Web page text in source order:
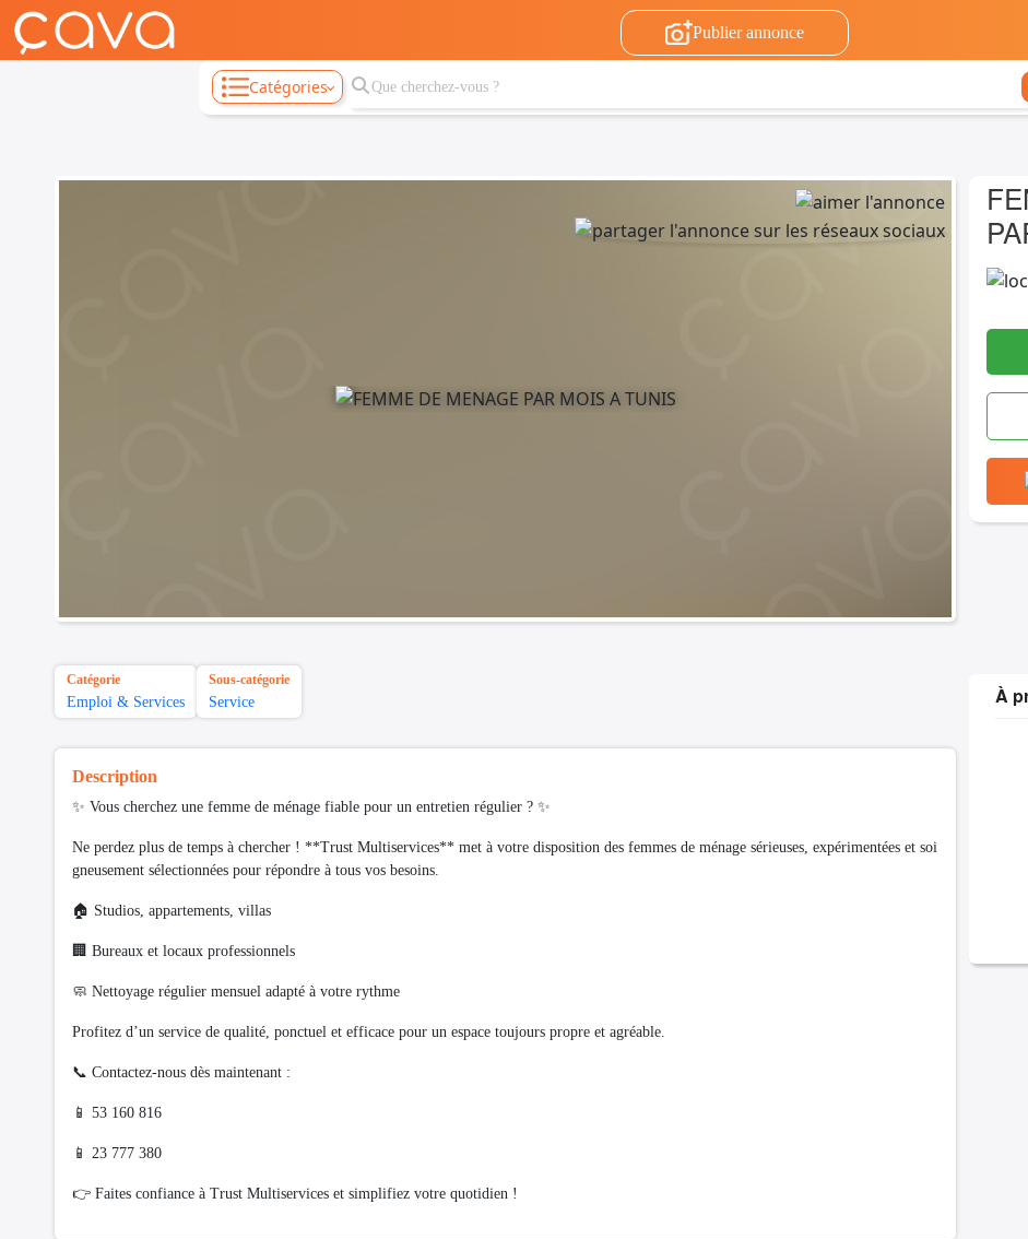
Publier annonce
Catégories
Catégorie
Emploi & Services
Sous-catégorie
Service
Description
✨ Vous cherchez une femme de ménage fiable pour un entretien régulier ? ✨
Ne perdez plus de temps à chercher ! **Trust Multiservices** met à votre disposition des femmes de ménage sérieuses, expérimentées et soi
gneusement sélectionnées pour répondre à tous vos besoins.
🏠 Studios, appartements, villas
🏢 Bureaux et locaux professionnels
🧼 Nettoyage régulier mensuel adapté à votre rythme
Profitez d’un service de qualité, ponctuel et efficace pour un espace toujours propre et agréable.
📞 Contactez-nous dès maintenant :
📱 53 160 816
📱 23 777 380
👉 Faites confiance à Trust Multiservices et simplifiez votre quotidien !
À